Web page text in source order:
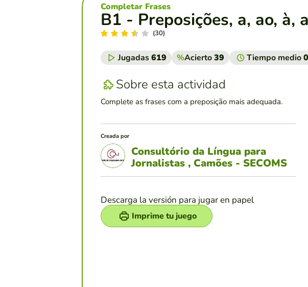
B1 - Preposições, a, ao, à,
Completar Frases
(30)
Jugadas619 %Acierto39 Tiempo medio
Sobre esta actividad
Complete as frases com a preposição mais adequada.
Creada por
Consultório da Língua para
Jornalistas , Camões - SECOMS
Descarga la versión para jugar en papel
Imprime tu juego